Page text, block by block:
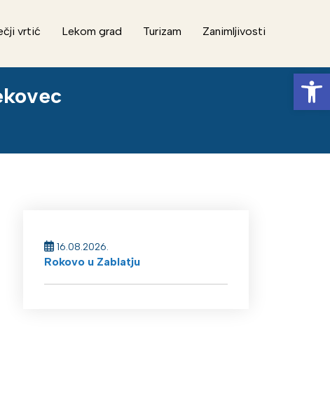
vrtić Lekom grad Turizam
Zanimljivosti
16.08.2026.
Rokovo u Zablatju